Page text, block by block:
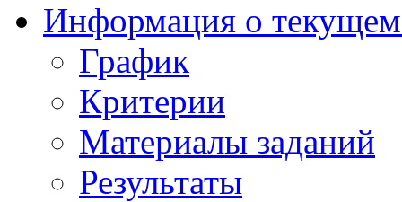
Информация о текущем
График
Критерии
Материалы заданий
Результаты